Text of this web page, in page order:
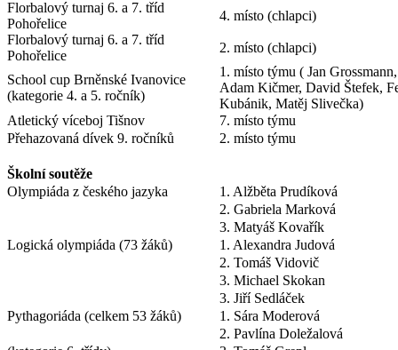
Florbalový turnaj 6. a 7. tříd
Pohořelice
4. místo (chlapci)
Florbalový turnaj 6. a 7. tříd
Pohořelice
2. místo (chlapci)
School cup Brněnské Ivanovice
(kategorie 4. a 5. ročník)
1. místo týmu ( Jan
Adam Kičmer, David Štefek,
Kubánik, Matěj Slivečka)
Atletický víceboj Tišnov
7. místo týmu
Přehazovaná dívek 9. ročníků
2. místo týmu
Školní soutěže
Olympiáda z českého jazyka
1. Alžběta Prudíková
2. Gabriela Marková
3. Matyáš Kovařík
Logická olympiáda (73 žáků)
1. Alexandra Judová
2. Tomáš Vidovič
3. Michael Skokan
3. Jiří Sedláček
Pythagoriáda (celkem 53 žáků)
1. Sára Moderová
2. Pavlína Doležalová